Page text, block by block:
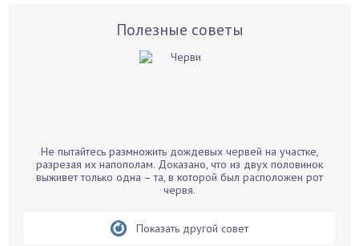
Бархатцы
Бегония
Полезные советы
Не пытайтесь размножить дождевых червей на участке,
разрезая их напополам. Доказано, что из двух половинок
выживет только одна – та, в которой был расположен рот
червя.
Показать другой совет